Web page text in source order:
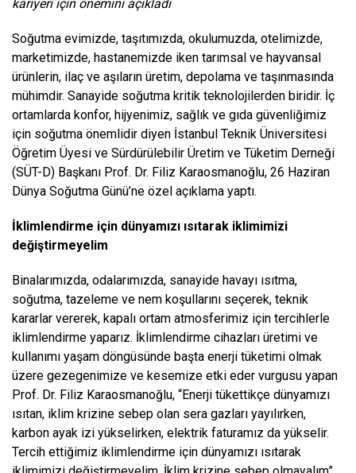
kariyeri için önemini açıkladı
Soğutma evimizde, taşıtımızda, okulumuzda, otelimizde,
marketimizde, hastanemizde iken tarımsal ve hayvansal
ürünlerin, ilaç ve aşıların üretim, depolama ve taşınmasında
mühimdir. Sanayide soğutma kritik teknolojilerden biridir. İç
ortamlarda konfor, hijyenimiz, sağlık ve gıda güvenliğimiz
için soğutma önemlidir diyen İstanbul Teknik Üniversitesi
Öğretim Üyesi ve Sürdürülebilir Üretim ve Tüketim Derneği
(SÜT-D) Başkanı Prof. Dr. Filiz Karaosmanoğlu, 26 Haziran
Dünya Soğutma Günü’ne özel açıklama yaptı.
İklimlendirme için dünyamızı ısıtarak iklimimizi
değiştirmeyelim
Binalarımızda, odalarımızda, sanayide havayı ısıtma,
soğutma, tazeleme ve nem koşullarını seçerek, teknik
kararlar vererek, kapalı ortam atmosferimiz için tercihlerle
iklimlendirme yaparız. İklimlendirme cihazları üretimi ve
kullanımı yaşam döngüsünde başta enerji tüketimi olmak
üzere gezegenimize ve kesemize etki eder vurgusu yapan
Prof. Dr. Filiz Karaosmanoğlu, “Enerji tükettikçe dünyamızı
ısıtan, iklim krizine sebep olan sera gazları yayılırken,
karbon ayak izi yükselirken, elektrik faturamız da yükselir.
Tercih ettiğimiz iklimlendirme için dünyamızı ısıtarak